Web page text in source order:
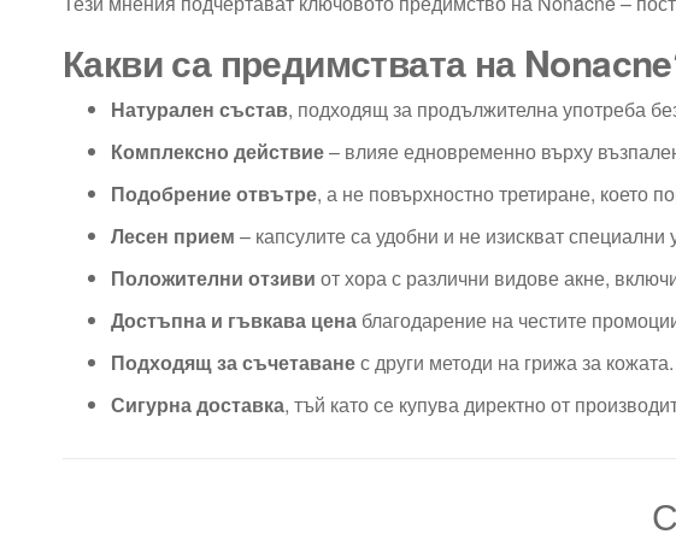
Какви са предимствата на
Натурален състав, подходящ за продължителна употреба
Комплексно действие– влияе едновременно върху
Подобрение отвътре, а не повърхностно третиране, което
Лесен прием – капсулите са удобни и не изискват специални
Положителни отзиви от хора с различни видове акне,
Достъпна и гъвкава цена благодарение на честите
Подходящ за съчетаванес други методи на грижа за кожата.
Сигурна доставка, тъй като се купува директно от